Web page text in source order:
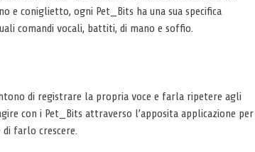
e coniglietto, ogni Pet_Bits ha una sua specifica
comandi vocali, battiti, di mano e soffio.
di registrare la propria voce e farla ripetere agli
con i Pet_Bits attraverso l’apposita applicazione per
farlo crescere.